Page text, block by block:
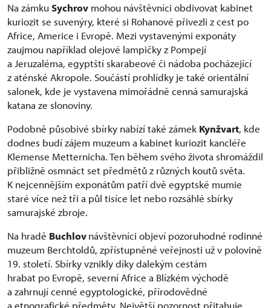
Na zámkuSychrov mohou návštěvníci obdivovat kabinet
kuriozit se suvenýry, které si Rohanové přivezli z cest po
Africe, Americe i Evropě. Mezi vystavenými exponáty
zaujmou například olejové lampičky z Pompejí
a Jeruzaléma, egyptští skarabeové či nádoba pocházející
z aténské Akropole. Součástí prohlídky je také orientální
salonek, kde je vystavena mimořádně cenná samurajská
katana ze slonoviny.
Podobně působivé sbírky nabízí také zámek Kynžvart, kde
dodnes budí zájem muzeum a kabinet kuriozit kancléře
Klemense Metternicha. Ten během svého života shromáždil
přibližně osmnáct set předmětů z různých koutů světa.
K nejcennějším exponátům patří dvě egyptské mumie
staré více než tři a půl tisíce let nebo rozsáhlé sbírky
samurajské zbroje.
Na hradě Buchlovnávštěvníci objeví pozoruhodné rodinné
muzeum Berchtoldů, zpřístupněné veřejnosti už v polovině
19. století. Sbírky vznikly díky dalekým cestám
hrabat po Evropě, severní Africe a Blízkém východě
a zahrnují cenné egyptologické, přírodovědné
a etnografické předměty. Největší pozornost přitahuje